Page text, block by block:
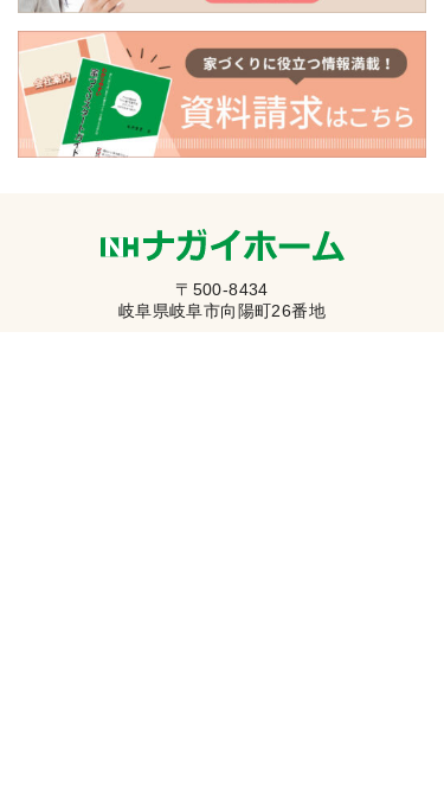
〒500-8434
岐阜県岐阜市向陽町26番地